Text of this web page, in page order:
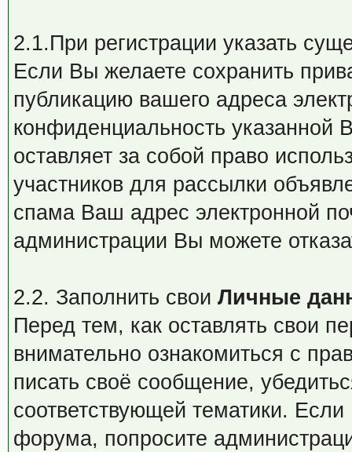
2.1.При регистрации указать
Если Вы желаете сохранить
публикацию вашего адреса
конфиденциальность
оставляет за собой право
участников для рассылки
спама Ваш адрес электронной
администрации Вы можете
2.2. Заполнить свои Личные
Перед тем, как оставлять свои
внимательно ознакомиться с
писать своё сообщение,
соответствующей тематики.
форума, попросите